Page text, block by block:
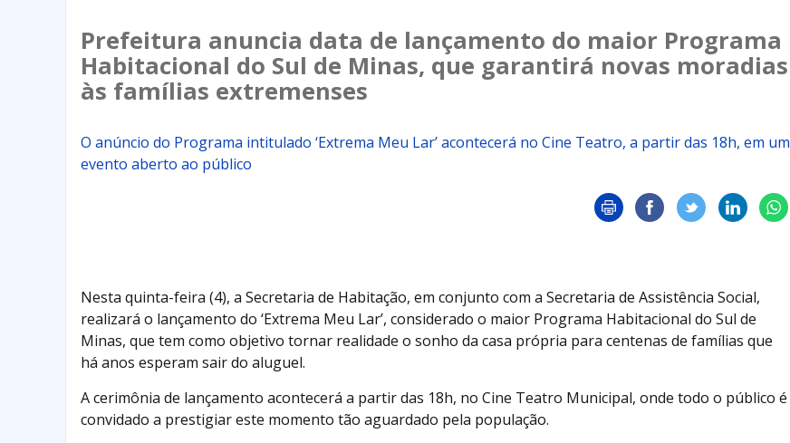
Prefeitura anuncia data de lançamento do maior Programa
Habitacional do Sul de Minas, que garantirá novas moradias
às famílias extremenses
O anúncio do Programa intitulado ‘Extrema Meu Lar’ acontecerá no Cine Teatro, a partir das 18h, em um
evento aberto ao público
Nesta quinta-feira (4), a Secretaria de Habitação, em conjunto com a Secretaria de Assistência Social,
realizará o lançamento do ‘Extrema Meu Lar’, considerado o maior Programa Habitacional do Sul de
Minas, que tem como objetivo tornar realidade o sonho da casa própria para centenas de famílias que
há anos esperam sair do aluguel.
A cerimônia de lançamento acontecerá a partir das 18h, no Cine Teatro Municipal, onde todo o público é
convidado a prestigiar este momento tão aguardado pela população.